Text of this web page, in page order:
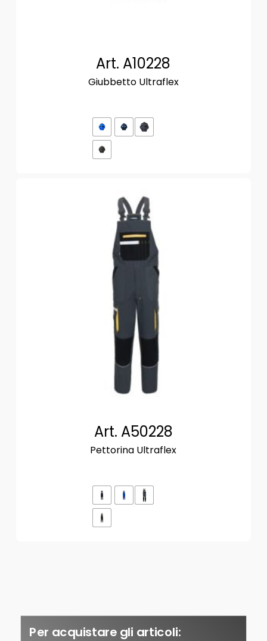
Art. A10228
Giubbetto Ultraflex
Art. A50228
Pettorina Ultraflex
Per acquistare gli articoli: